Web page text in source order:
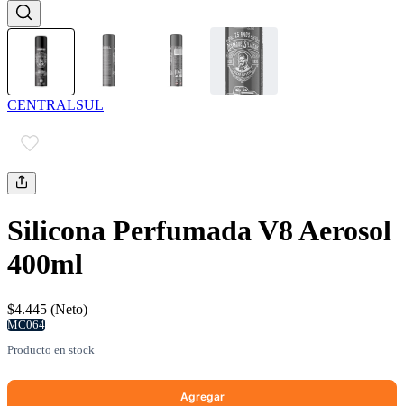
CENTRALSUL
Silicona Perfumada V8 Aerosol
400ml
$4.445 (Neto)
MC064
Producto en stock